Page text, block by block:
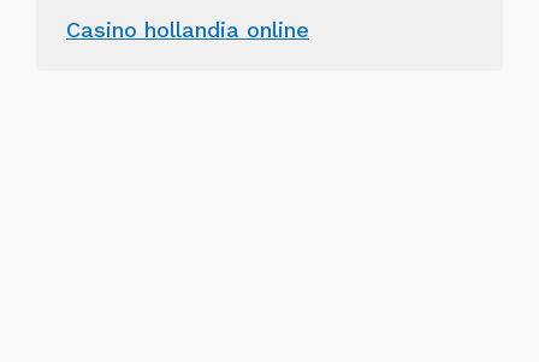
Casino hollandia online